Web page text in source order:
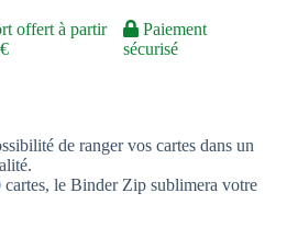
offert à partir
Paiement
sécurisé
de ranger vos cartes dans un
le Binder Zip sublimera votre